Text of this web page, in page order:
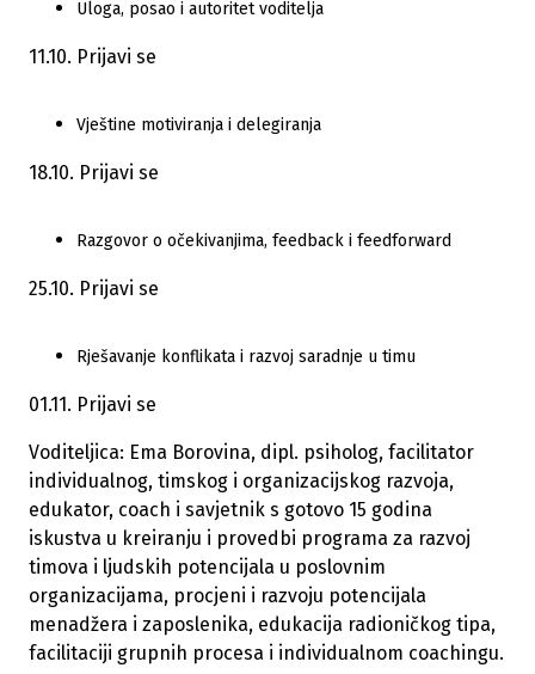
Uloga, posao i autoritet voditelja
11.10. Prijavi se
Vještine motiviranja i delegiranja
18.10. Prijavi se
Razgovor o očekivanjima, feedback i feedforward
25.10. Prijavi se
Rješavanje konflikata i razvoj saradnje u timu
01.11. Prijavi se
Voditeljica: Ema Borovina, dipl. psiholog, facilitator
individualnog, timskog i organizacijskog razvoja,
edukator, coach i savjetnik s gotovo 15 godina
iskustva u kreiranju i provedbi programa za razvoj
timova i ljudskih potencijala u poslovnim
organizacijama, procjeni i razvoju potencijala
menadžera i zaposlenika, edukacija radioničkog tipa,
facilitaciji grupnih procesa i individualnom coachingu.